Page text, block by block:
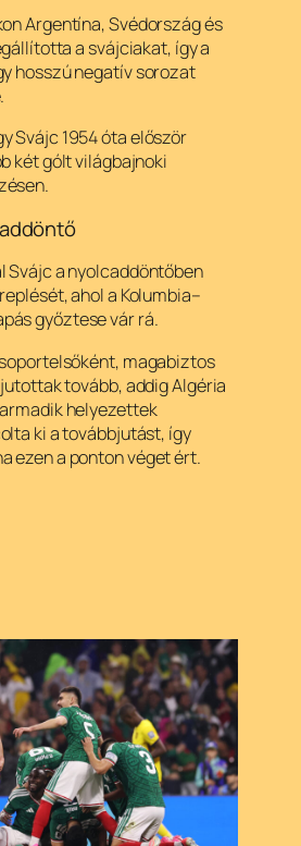
Argentína, Svédország és
a svájciakat, így a
hosszú negatív sorozat
Svájc 1954 óta először
két gólt világbajnoki
Svájc a nyolcaddöntőben
ahol a Kolumbia–
győztese vár rá.
magabiztos
tovább, addig Algéria
helyezettek
ki a továbbjutást, így
ezen a ponton véget ért.